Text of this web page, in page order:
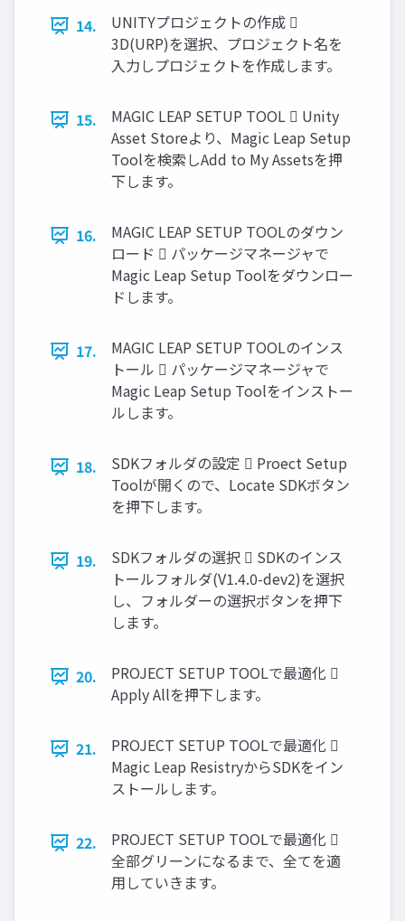
14.
UNITYプロジェクトの作成 
3D(URP)を選択、プロジェクト名を
入力しプロジェクトを作成します。
15.
MAGIC LEAP SETUP TOOL  Unity
Asset Storeより、Magic Leap Setup
Toolを検索しAdd to My Assetsを押
下します。
16.
MAGIC LEAP SETUP TOOLのダウン
ロード  パッケージマネージャで
Magic Leap Setup Toolをダウンロー
ドします。
17.
MAGIC LEAP SETUP TOOLのインス
トール  パッケージマネージャで
Magic Leap Setup Toolをインストー
ルします。
18.
SDKフォルダの設定  Proect Setup
Toolが開くので、Locate SDKボタン
を押下します。
19.
SDKフォルダの選択  SDKのインス
トールフォルダ(V1.4.0-dev2)を選択
し、フォルダーの選択ボタンを押下
します。
20.
PROJECT SETUP TOOLで最適化 
Apply Allを押下します。
21.
PROJECT SETUP TOOLで最適化 
Magic Leap ResistryからSDKをイン
ストールします。
22.
PROJECT SETUP TOOLで最適化 
全部グリーンになるまで、全てを適
用していきます。